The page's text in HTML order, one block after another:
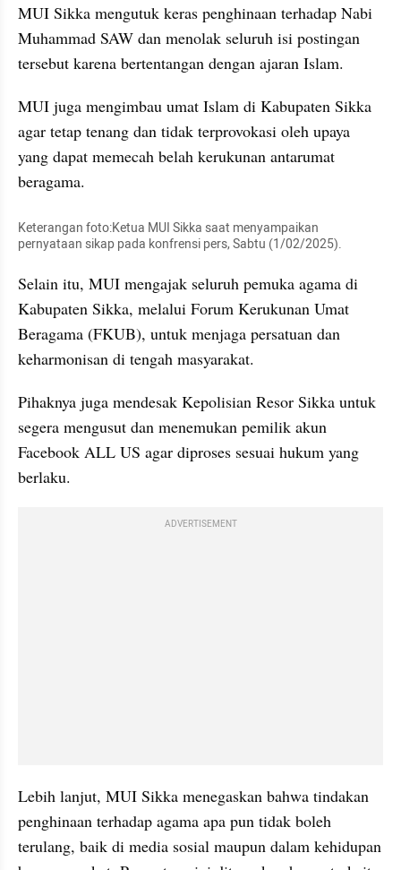
MUI Sikka mengutuk keras penghinaan terhadap Nabi
Muhammad SAW dan menolak seluruh isi postingan
tersebut karena bertentangan dengan ajaran Islam.
MUI juga mengimbau umat Islam di Kabupaten Sikka
agar tetap tenang dan tidak terprovokasi oleh upaya
yang dapat memecah belah kerukunan antarumat
beragama.
Keterangan foto:Ketua MUI Sikka saat menyampaikan
pernyataan sikap pada konfrensi pers, Sabtu (1/02/2025).
Selain itu, MUI mengajak seluruh pemuka agama di
Kabupaten Sikka, melalui Forum Kerukunan Umat
Beragama (FKUB), untuk menjaga persatuan dan
keharmonisan di tengah masyarakat.
Pihaknya juga mendesak Kepolisian Resor Sikka untuk
segera mengusut dan menemukan pemilik akun
Facebook ALL US agar diproses sesuai hukum yang
berlaku.
ADVERTISEMENT
Lebih lanjut, MUI Sikka menegaskan bahwa tindakan
penghinaan terhadap agama apa pun tidak boleh
terulang, baik di media sosial maupun dalam kehidupan